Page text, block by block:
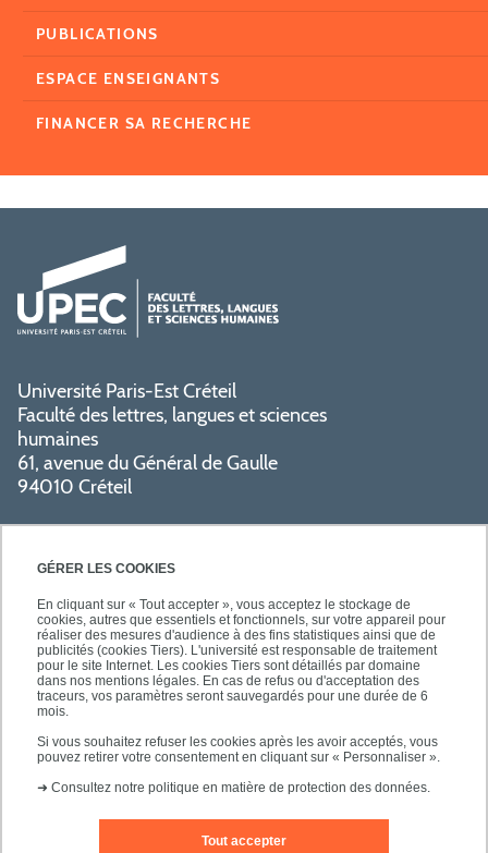
GÉRER LES COOKIES
En cliquant sur « Tout accepter », vous acceptez le stockage de
cookies, autres que essentiels et fonctionnels, sur votre appareil pour
réaliser des mesures d'audience à des fins statistiques ainsi que de
publicités (cookies Tiers). L'université est responsable de traitement
pour le site Internet. Les cookies Tiers sont détaillés par domaine
dans nos mentions légales. En cas de refus ou d'acceptation des
traceurs, vos paramètres seront sauvegardés pour une durée de 6
mois.
Si vous souhaitez refuser les cookies après les avoir acceptés, vous
pouvez retirer votre consentement en cliquant sur « Personnaliser ».
➜ Consultez notre politique en matière de protection des données.
Tout accepter
PUBLICATIONS
ESPACE ENSEIGNANTS
FINANCER SA RECHERCHE
Université Paris-Est Créteil
Faculté des lettres, langues et sciences
humaines
61, avenue du Général de Gaulle
94010 Créteil
PRATIQUE
NOS FORMATIONS